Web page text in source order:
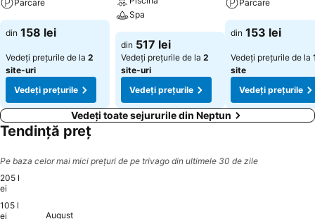
Parcare
din 158 lei
Vedeți prețurile de la 2
site-uri
Vedeți prețurile
Spa
din 517 lei
Vedeți prețurile de la 2
site-uri
Vedeți prețurile
Parcare
din 153 lei
Vedeți prețurile de la
site
Vedeți prețurile
Vedeți toate sejururile din Neptun
Tendință preț
Pe baza celor mai mici prețuri de pe trivago din ultimele 30 de zile
205 l
ei
105 l
ei
August